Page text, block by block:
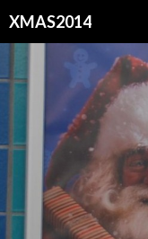
XMAS2014
INHALT